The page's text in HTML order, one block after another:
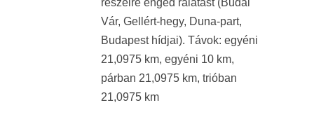
részeire enged rálátást (Budai
Vár, Gellért-hegy, Duna-part,
Budapest hídjai). Távok: egyéni
21,0975 km, egyéni 10 km,
párban 21,0975 km, trióban
21,0975 km